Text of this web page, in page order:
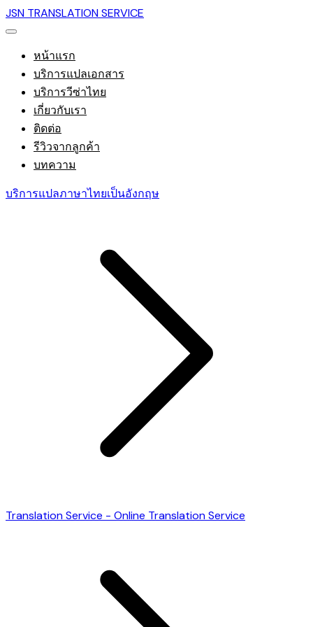
JSN TRANSLATION SERVICE
หน้าแรก
บริการแปลเอกสาร
บริการวีซ่าไทย
เกี่ยวกับเรา
ติดต่อ
รีวิวจากลูกค้า
บทความ
บริการแปลภาษาไทยเป็นอังกฤษ
Translation Service - Online Translation Service